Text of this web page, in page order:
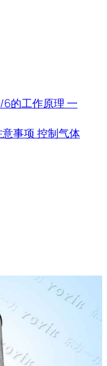
的工作原理 一
事项 控制气体